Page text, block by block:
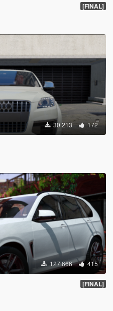
[FINAL]
30 213 172
127 666 415
[FINAL]